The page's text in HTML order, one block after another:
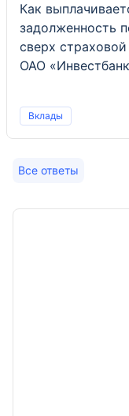
Как
задолженность
сверх
ОАО
Вклады
Все ответы